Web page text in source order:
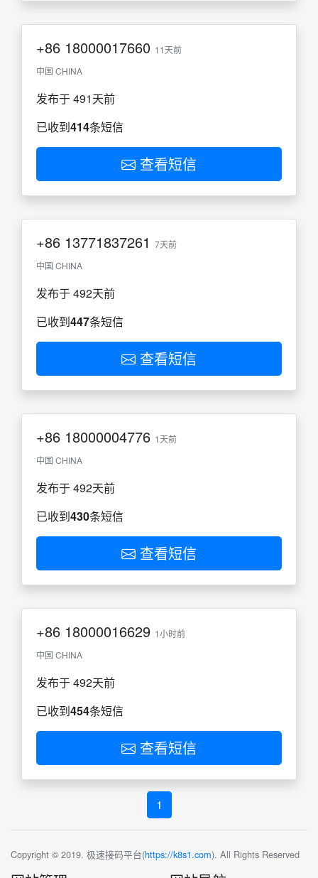
+86 18000017660 11天前
中国 CHINA
发布于 491天前
已收到414条短信
查看短信
+86 13771837261 7天前
中国 CHINA
发布于 492天前
已收到447条短信
查看短信
+86 18000004776 1天前
中国 CHINA
发布于 492天前
已收到430条短信
查看短信
+86 18000016629 1小时前
中国 CHINA
发布于 492天前
已收到454条短信
查看短信
1
Copyright © 2019. 极速接码平台(https://k8s1.com). All Rights Reserved